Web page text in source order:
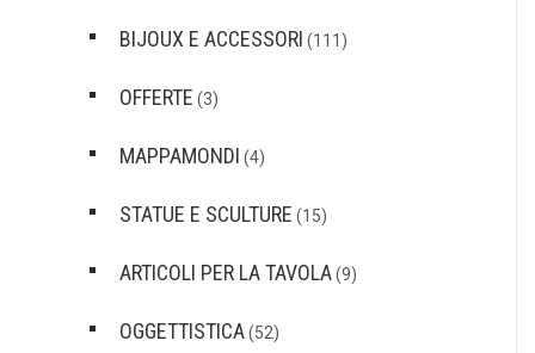
BIJOUX E ACCESSORI (111)
OFFERTE (3)
MAPPAMONDI (4)
STATUE E SCULTURE (15)
ARTICOLI PER LA TAVOLA(9)
OGGETTISTICA(52)